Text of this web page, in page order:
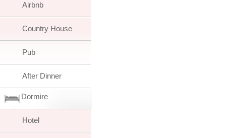
Airbnb
Country House
Pub
After Dinner
Dormire
Hotel